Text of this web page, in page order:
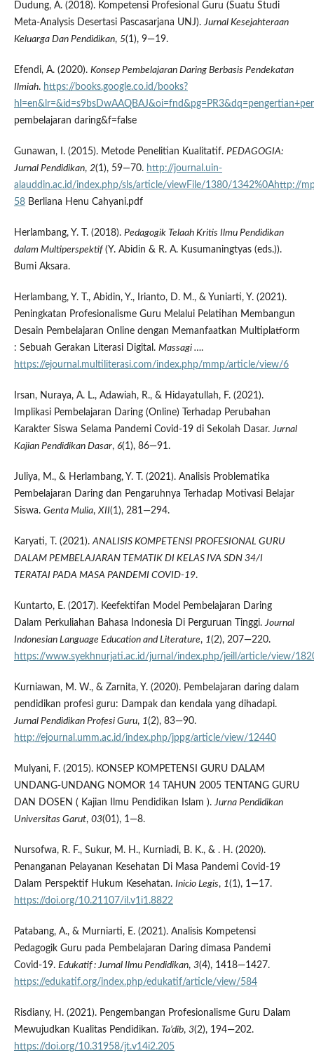
Dudung, A. (2018). Kompetensi Profesional Guru (Suatu Studi
Meta-Analysis Desertasi Pascasarjana UNJ).Jurnal Kesejahteraan
Keluarga Dan Pendidikan, 5(1), 9—19.
Efendi, A. (2020). Konsep Pembelajaran Daring Berbasis Pendekatan
Ilmiah. https://books.google.co.id/books?
pembelajaran daring&f=false
Gunawan, I. (2015). Metode Penelitian Kualitatif. PEDAGOGIA:
Jurnal Pendidikan, 2(1), 59—70. http://journal.uin-
alauddin.ac.id/index.php/sls/article/viewFile/1380/1342%0Ahttp://
58Berliana Henu Cahyani.pdf
Herlambang, Y. T. (2018). Pedagogik Telaah Kritis Ilmu Pendidikan
dalam Multiperspektif(Y. Abidin & R. A. Kusumaningtyas (eds.)).
Bumi Aksara.
Herlambang, Y. T., Abidin, Y., Irianto, D. M., & Yuniarti, Y. (2021).
Peningkatan Profesionalisme Guru Melalui Pelatihan Membangun
Desain Pembelajaran Online dengan Memanfaatkan Multiplatform
: Sebuah Gerakan Literasi Digital. Massagi ….
https://ejournal.multiliterasi.com/index.php/mmp/article/view/6
Irsan, Nuraya, A. L., Adawiah, R., & Hidayatullah, F. (2021).
Implikasi Pembelajaran Daring (Online) Terhadap Perubahan
Karakter Siswa Selama Pandemi Covid-19 di Sekolah Dasar.Jurnal
Kajian Pendidikan Dasar, 6(1), 86—91.
Juliya, M., & Herlambang, Y. T. (2021). Analisis Problematika
Pembelajaran Daring dan Pengaruhnya Terhadap Motivasi Belajar
Siswa. Genta Mulia,XII(1), 281—294.
Karyati, T. (2021).ANALISIS KOMPETENSI PROFESIONAL GURU
DALAM PEMBELAJARAN TEMATIK DI KELAS IVA SDN 34/I
TERATAI PADA MASA PANDEMI COVID-19.
Kuntarto, E. (2017). Keefektifan Model Pembelajaran Daring
Dalam Perkuliahan Bahasa Indonesia Di Perguruan Tinggi.Journal
Indonesian Language Education and Literature, 1(2), 207—220.
https://www.syekhnurjati.ac.id/jurnal/index.php/jeill/article/view/
Kurniawan, M. W., & Zarnita, Y. (2020). Pembelajaran daring dalam
pendidikan profesi guru: Dampak dan kendala yang dihadapi.
Jurnal Pendidikan Profesi Guru, 1(2), 83—90.
http://ejournal.umm.ac.id/index.php/jppg/article/view/12440
Mulyani, F. (2015). KONSEP KOMPETENSI GURU DALAM
UNDANG-UNDANG NOMOR 14 TAHUN 2005 TENTANG GURU
DAN DOSEN ( Kajian Ilmu Pendidikan Islam ).Jurna Pendidikan
Universitas Garut, 03(01), 1—8.
Nursofwa, R. F., Sukur, M. H., Kurniadi, B. K., & . H. (2020).
Penanganan Pelayanan Kesehatan Di Masa Pandemi Covid-19
Dalam Perspektif Hukum Kesehatan. Inicio Legis, 1(1), 1—17.
https://doi.org/10.21107/il.v1i1.8822
Patabang, A., & Murniarti, E. (2021). Analisis Kompetensi
Pedagogik Guru pada Pembelajaran Daring dimasa Pandemi
Covid-19. Edukatif : Jurnal Ilmu Pendidikan, 3(4), 1418—1427.
https://edukatif.org/index.php/edukatif/article/view/584
Risdiany, H. (2021). Pengembangan Profesionalisme Guru Dalam
Mewujudkan Kualitas Pendidikan. Ta’dib, 3(2), 194—202.
https://doi.org/10.31958/jt.v14i2.205